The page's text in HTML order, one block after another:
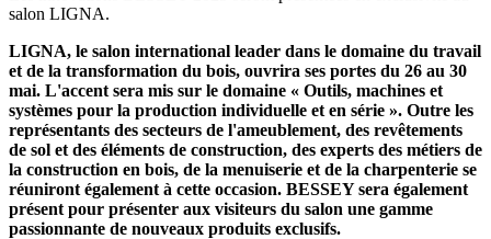
salon LIGNA.
LIGNA, le salon international leader dans le domaine du travail
et de la transformation du bois, ouvrira ses portes du 26 au 30
mai. L'accent sera mis sur le domaine « Outils, machines et
systèmes pour la production individuelle et en série ». Outre les
représentants des secteurs de l'ameublement, des revêtements
de sol et des éléments de construction, des experts des métiers de
la construction en bois, de la menuiserie et de la charpenterie se
réuniront également à cette occasion. BESSEY sera également
présent pour présenter aux visiteurs du salon une gamme
passionnante de nouveaux produits exclusifs.